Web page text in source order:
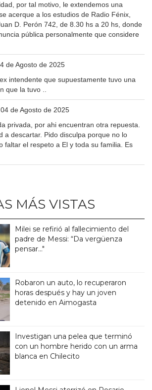
por tal motivo, le extendemos una
acerque a los estudios de Radio Fénix,
D. Perón 742, de 8.30 hs a 20 hs, donde
pública personalmente que considere
de Agosto de 2025
intendente que supuestamente tuvo una
que la tuvo ..
de Agosto de 2025
privada, por ahi encuentran otra repuesta.
a descartar. Pido disculpa porque no lo
faltar el respeto a El y toda su familia. Es
MÁS VISTAS
Milei se refirió al fallecimiento del
padre de Messi: “Da vergüenza
pensar..."
Robaron un auto, lo recuperaron
horas después y hay un joven
detenido en Aimogasta
Investigan una pelea que terminó
con un hombre herido con un arma
blanca en Chilecito